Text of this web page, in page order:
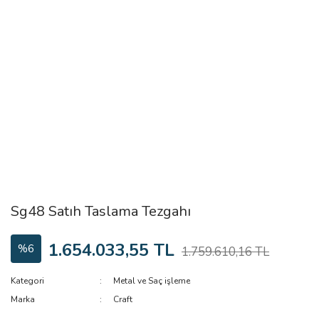
Sg48 Satıh Taslama Tezgahı
%6 1.654.033,55 TL 1.759.610,16 TL
Kategori
Metal ve Saç işleme
Marka
Craft